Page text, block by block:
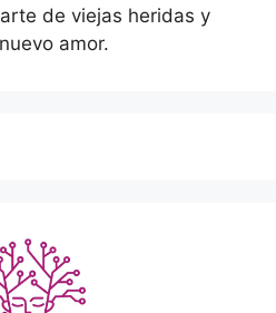
de viejas heridas y
amor.